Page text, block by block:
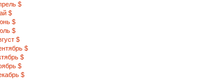
$
$
$
$
$
$
$
$
$